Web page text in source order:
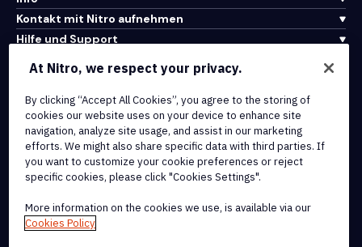
Kontakt mit Nitro aufnehmen
Hilfe und Support
Nutzungsbedingungen
Cookie-Richtlinie
Copyright-Richtlinie
Alle Bedingungen und Richtlinien
At Nitro, we respect your privacy.
By clicking “Accept All Cookies”, you agree to the storing of
cookies our website uses on your device to enhance site
navigation, analyze site usage, and assist in our marketing
efforts. We might also share specific data with third parties. If
you want to customize your cookie preferences or reject
specific cookies, please click "Cookies Settings".
More information on the cookies we use, is available via our
Cookies Policy